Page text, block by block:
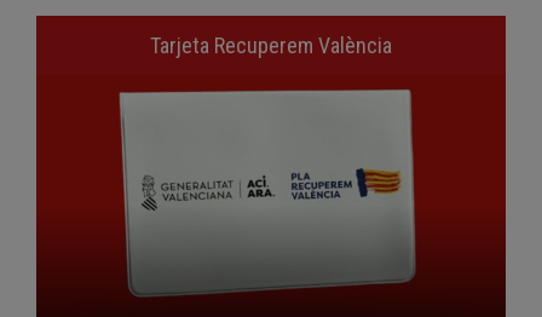
Tarjeta Recuperem València